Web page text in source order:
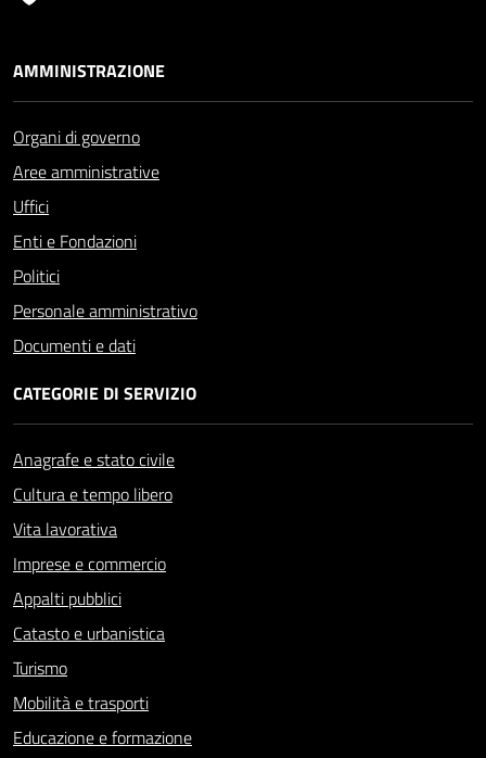
AMMINISTRAZIONE
Organi di governo
Aree amministrative
Uffici
Enti e Fondazioni
Politici
Personale amministrativo
Documenti e dati
CATEGORIE DI SERVIZIO
Anagrafe e stato civile
Cultura e tempo libero
Vita lavorativa
Imprese e commercio
Appalti pubblici
Catasto e urbanistica
Turismo
Mobilità e trasporti
Educazione e formazione